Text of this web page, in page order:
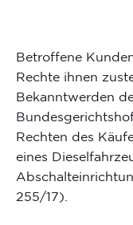
Betroffene
Rechte ihnen
Bekanntwerden
Rechten des
eines
255/17).